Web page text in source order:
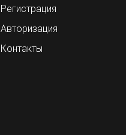
Регистрация
Авторизация
Контакты